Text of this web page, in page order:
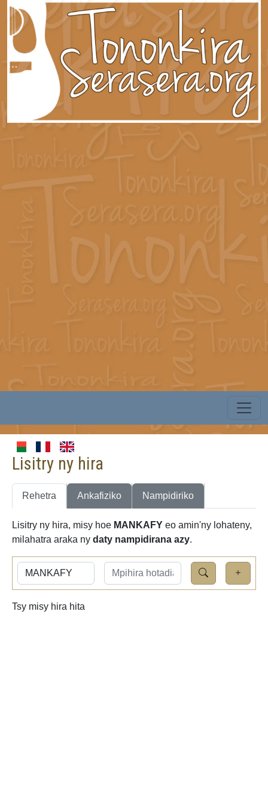
Lisitry ny hira
Rehetra Ankafiziko Nampidiriko
Lisitry ny hira, misy hoe MANKAFY eo amin'ny lohateny,
milahatra araka ny daty nampidirana azy.
Tsy misy hira hita